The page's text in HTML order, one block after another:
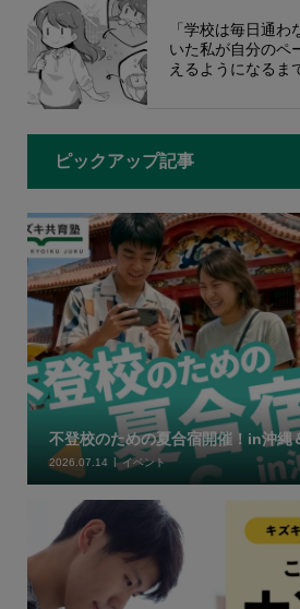
「学校は毎日通
いた私が自分のペ
えるようになるま
ピックアップ記事
不登校のための夏合宿開催！in沖縄
2026.07.14 イベント